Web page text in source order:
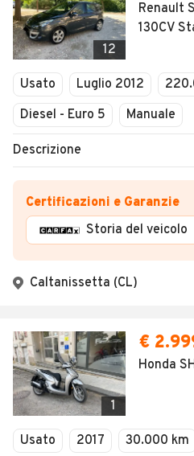
12
Renault
130CV
Usato Luglio 2012
Diesel - Euro 5
Manuale
Descrizione
Certificazioni e Garanzie
Storia del veicolo
Caltanissetta (CL)
1
€
Honda
Usato 2017 30.000 km